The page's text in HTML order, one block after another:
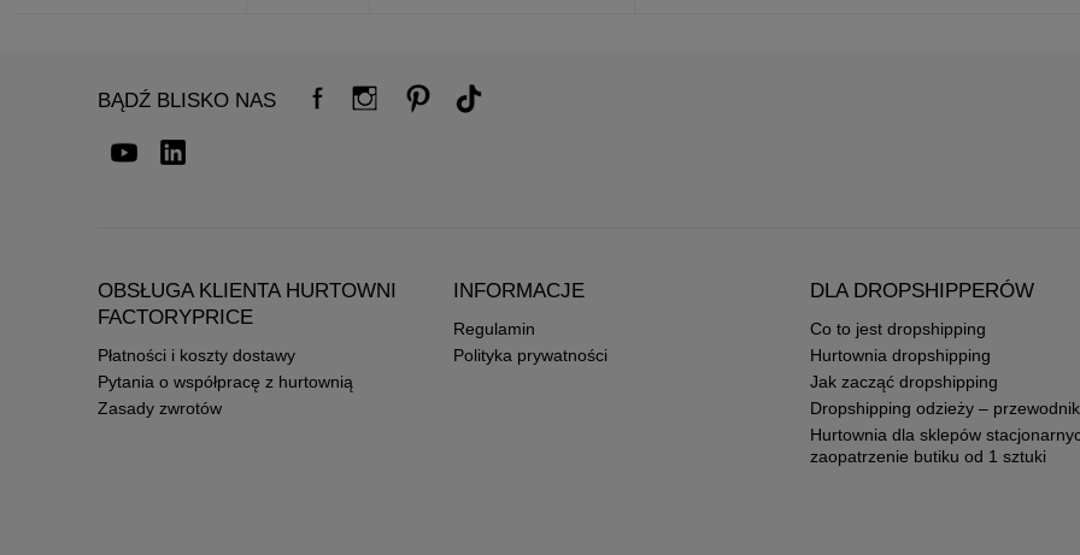
BĄDŹ BLISKO NAS
OBSŁUGA KLIENTA HURTOWNI
FACTORYPRICE
Płatności i koszty dostawy
Pytania o współpracę z hurtownią
Zasady zwrotów
INFORMACJE
Regulamin
Polityka prywatności
DLA DROPSHIPPERÓW
Co to jest dropshipping
Hurtownia dropshipping
Jak zacząć dropshipping
Dropshipping odzieży – przewodnik
Hurtownia dla sklepów
zaopatrzenie butiku od 1 sztuki